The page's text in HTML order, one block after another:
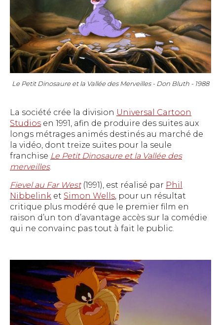
Le Petit Dinosaure et la Vallée des Merveilles - Don Bluth - 1988
La société crée la division Universal Cartoon
Studios en 1991, afin de produire des suites aux
longs métrages animés destinés au marché de
la vidéo, dont treize suites pour la seule
franchise Le Petit Dinosaure et la Vallée des
merveilles.
Fievel au Far West(1991), est réalisé par Phil
Nibbelink et Simon Wells, pour un résultat
critique plus modéré que le premier film en
raison d’un ton d’avantage accès sur la comédie
qui ne convainc pas tout à fait le public.